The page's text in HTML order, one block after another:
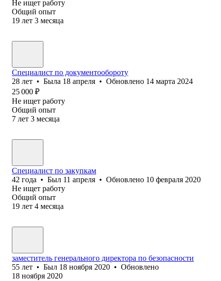
Не ищет работу
Общий опыт
19 лет 3 месяца
Специалист по документообороту
28 лет • Была 18 апреля • Обновлено 14 марта 2024
25 000 ₽
Не ищет работу
Общий опыт
7 лет 3 месяца
Специалист по закупкам
42 года • Был 11 апреля • Обновлено 10 февраля 2020
Не ищет работу
Общий опыт
19 лет 4 месяца
заместитель генерального директора по безопасности
55 лет • Был 18 ноября 2020 • Обновлено
18 ноября 2020